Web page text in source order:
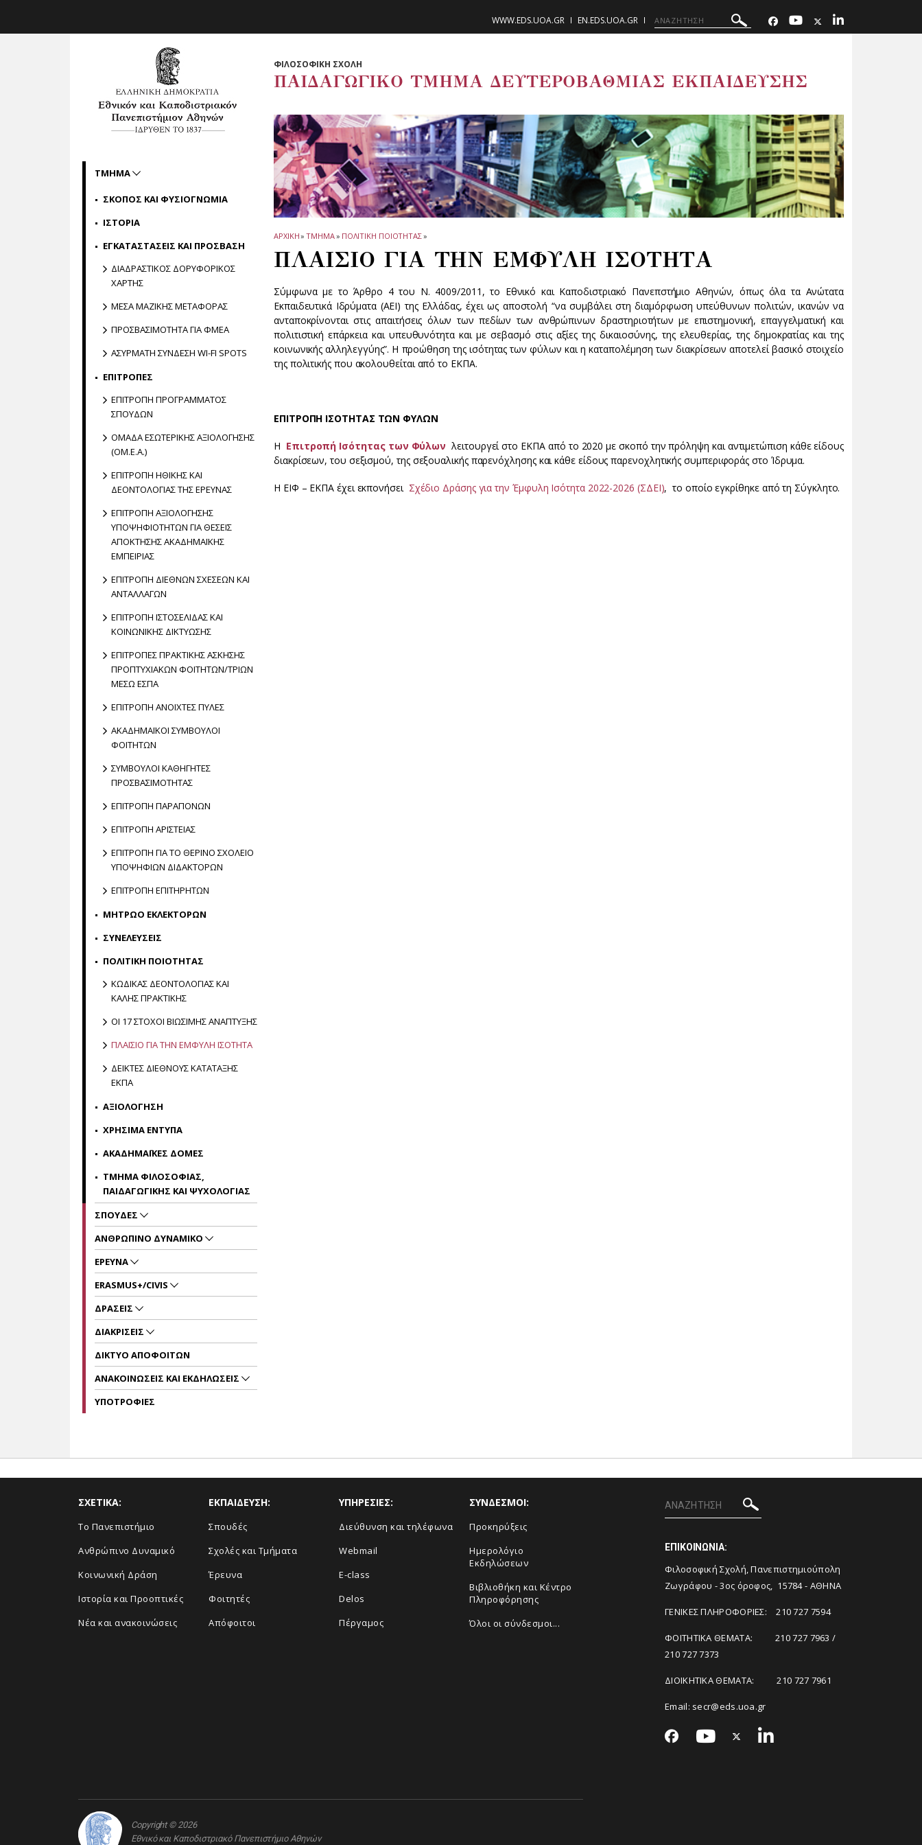
WWW.EDS.UOA.GR EN.EDS.UOA.GR
ΦΙΛΟΣΟΦΙΚΗ ΣΧΟΛΗ
ΠΑΙΔΑΓΩΓΙΚΟ ΤΜΗΜΑ ΔΕΥΤΕΡΟΒΑΘΜΙΑΣ ΕΚΠΑΙΔΕΥΣΗΣ
ΑΡΧΙΚΗ» ΤΜΗΜΑ» ΠΟΛΙΤΙΚΗ ΠΟΙΟΤΗΤΑΣ»
ΠΛΑΙΣΙΟ ΓΙΑ ΤΗΝ ΕΜΦΥΛΗ ΙΣΟΤΗΤΑ
Σύμφωνα με το Άρθρο 4 του Ν. 4009/2011, το Εθνικό και Καποδιστριακό Πανεπστήμιο Αθηνών, όπως όλα τα Ανώτατα
Εκπαιδευτικά Ιδρύματα (ΑΕΙ) της Ελλάδας, έχει ως αποστολή “να συμβάλει στη διαμόρφωση υπεύθυνων πολιτών, ικανών να
ανταποκρίνονται στις απαιτήσεις όλων των πεδίων των ανθρώπινων δραστηριοτήτων με επιστημονική, επαγγελματική και
πολιτιστική επάρκεια και υπευθυνότητα και με σεβασμό στις αξίες της δικαιοσύνης, της ελευθερίας, της δημοκρατίας και της
κοινωνικής αλληλεγγύης”. Η προώθηση της ισότητας των φύλων και η καταπολέμηση των διακρίσεων αποτελεί βασικό στοιχείο
της πολιτικής που ακολουθείται από το ΕΚΠΑ.
ΕΠΙΤΡΟΠΗ ΙΣΟΤΗΤΑΣ ΤΩΝ ΦΥΛΩΝ
Η Επιτροπή Ισότητας των Φύλων λειτουργεί στο ΕΚΠΑ από το 2020 με σκοπό την πρόληψη και αντιμετώπιση κάθε είδους
διακρίσεων, του σεξισμού, της σεξουαλικής παρενόχλησης και κάθε είδους παρενοχλητικής συμπεριφοράς στο Ίδρυμα.
Η ΕΙΦ – ΕΚΠΑ έχει εκπονήσει Σχέδιο Δράσης για την Έμφυλη Ισότητα 2022-2026 (ΣΔΕΙ), το οποίο εγκρίθηκε από τη Σύγκλητο.
ΤΜΗΜΑ
ΣΚΟΠΟΣ ΚΑΙ ΦΥΣΙΟΓΝΩΜΙΑ
ΙΣΤΟΡΙΑ
ΕΓΚΑΤΑΣΤΑΣΕΙΣ ΚΑΙ ΠΡΟΣΒΑΣΗ
ΔΙΑΔΡΑΣΤΙΚΟΣ ΔΟΡΥΦΟΡΙΚΟΣ
ΧΑΡΤΗΣ
ΜΕΣΑ ΜΑΖΙΚΗΣ ΜΕΤΑΦΟΡΑΣ
ΠΡΟΣΒΑΣΙΜΟΤΗΤΑ ΓΙΑ ΦΜΕΑ
ΑΣΥΡΜΑΤΗ ΣΥΝΔΕΣΗ WI-FI SPOTS
ΕΠΙΤΡΟΠΕΣ
ΕΠΙΤΡΟΠΗ ΠΡΟΓΡΑΜΜΑΤΟΣ
ΣΠΟΥΔΩΝ
ΟΜΑΔΑ ΕΣΩΤΕΡΙΚΗΣ ΑΞΙΟΛΟΓΗΣΗΣ
(ΟΜ.Ε.Α.)
ΕΠΙΤΡΟΠΗ ΗΘΙΚΗΣ ΚΑΙ
ΔΕΟΝΤΟΛΟΓΙΑΣ ΤΗΣ ΕΡΕΥΝΑΣ
ΕΠΙΤΡΟΠΗ ΑΞΙΟΛΟΓΗΣΗΣ
ΥΠΟΨΗΦΙΟΤΗΤΩΝ ΓΙΑ ΘΕΣΕΙΣ
ΑΠΟΚΤΗΣΗΣ ΑΚΑΔΗΜΑΪΚΗΣ
ΕΜΠΕΙΡΙΑΣ
ΕΠΙΤΡΟΠΗ ΔΙΕΘΝΩΝ ΣΧΕΣΕΩΝ ΚΑΙ
ΑΝΤΑΛΛΑΓΩΝ
ΕΠΙΤΡΟΠΗ ΙΣΤΟΣΕΛΙΔΑΣ ΚΑΙ
ΚΟΙΝΩΝΙΚΗΣ ΔΙΚΤΥΩΣΗΣ
ΕΠΙΤΡΟΠΕΣ ΠΡΑΚΤΙΚΗΣ ΑΣΚΗΣΗΣ
ΠΡΟΠΤΥΧΙΑΚΩΝ ΦΟΙΤΗΤΩΝ/ΤΡΙΩΝ
ΜΕΣΩ ΕΣΠΑ
ΕΠΙΤΡΟΠΗ ΑΝΟΙΧΤΕΣ ΠΥΛΕΣ
ΑΚΑΔΗΜΑΪΚΟΙ ΣΥΜΒΟΥΛΟΙ
ΦΟΙΤΗΤΩΝ
ΣΥΜΒΟΥΛΟΙ ΚΑΘΗΓΗΤΕΣ
ΠΡΟΣΒΑΣΙΜΟΤΗΤΑΣ
ΕΠΙΤΡΟΠΗ ΠΑΡΑΠΟΝΩΝ
ΕΠΙΤΡΟΠΗ ΑΡΙΣΤΕΙΑΣ
EΠΙΤΡΟΠΗ ΓΙΑ ΤΟ ΘΕΡΙΝΟ ΣΧΟΛΕΙΟ
ΥΠΟΨΗΦΙΩΝ ΔΙΔΑΚΤΟΡΩΝ
ΕΠΙΤΡΟΠΗ ΕΠΙΤΗΡΗΤΩΝ
ΜΗΤΡΩΟ ΕΚΛΕΚΤΟΡΩΝ
ΣΥΝΕΛΕΥΣΕΙΣ
ΠΟΛΙΤΙΚΗ ΠΟΙΟΤΗΤΑΣ
ΚΩΔΙΚΑΣ ΔΕΟΝΤΟΛΟΓΙΑΣ ΚΑΙ
ΚΑΛΗΣ ΠΡΑΚΤΙΚΗΣ
ΟΙ 17 ΣΤΟΧΟΙ ΒΙΩΣΙΜΗΣ ΑΝΑΠΤΥΞΗΣ
ΠΛΑΙΣΙΟ ΓΙΑ ΤΗΝ ΕΜΦΥΛΗ ΙΣΟΤΗΤΑ
ΔΕΙΚΤΕΣ ΔΙΕΘΝΟΥΣ ΚΑΤΑΤΑΞΗΣ
ΕΚΠΑ
ΑΞΙΟΛΟΓΗΣΗ
ΧΡΗΣΙΜΑ ΕΝΤΥΠΑ
ΑΚΑΔΗΜΑΪΚΕΣ ΔΟΜΕΣ
ΤΜΗΜΑ ΦΙΛΟΣΟΦΙΑΣ,
ΠΑΙΔΑΓΩΓΙΚΗΣ ΚΑΙ ΨΥΧΟΛΟΓΙΑΣ
ΣΠΟΥΔΕΣ
ΑΝΘΡΩΠΙΝΟ ΔΥΝΑΜΙΚΟ
ΕΡΕΥΝΑ
ERASMUS+/CIVIS
ΔΡΑΣΕΙΣ
ΔΙΑΚΡΙΣΕΙΣ
ΔΙΚΤΥΟ ΑΠΟΦΟΙΤΩΝ
ΑΝΑΚΟΙΝΩΣΕΙΣ ΚΑΙ ΕΚΔΗΛΩΣΕΙΣ
ΥΠΟΤΡΟΦΙΕΣ
ΣΧΕΤΙΚΑ:
Το Πανεπιστήμιο
Ανθρώπινο Δυναμικό
Κοινωνική Δράση
Ιστορία και Προοπτικές
Νέα και ανακοινώσεις
ΕΚΠΑΙΔΕΥΣΗ:
Σπουδές
Σχολές και Τμήματα
Έρευνα
Φοιτητές
Απόφοιτοι
ΥΠΗΡΕΣΙΕΣ:
Διεύθυνση και τηλέφωνα
Webmail
E-class
Delos
Πέργαμος
ΣΥΝΔΕΣΜΟΙ:
Προκηρύξεις
Ημερολόγιο
Εκδηλώσεων
Βιβλιοθήκη και Κέντρο
Πληροφόρησης
Όλοι οι σύνδεσμοι...
ΕΠΙΚΟΙΝΩΝΙΑ:
Φιλοσοφική Σχολή, Πανεπιστημιούπολη
Ζωγράφου - 3ος όροφος, 15784 - ΑΘΗΝΑ
ΓΕΝΙΚΕΣ ΠΛΗΡΟΦΟΡΙΕΣ: 210 727 7594
ΦΟΙΤΗΤΙΚΑ ΘΕΜΑΤΑ: 210 727 7963 /
210 727 7373
ΔΙΟΙΚΗΤΙΚΑ ΘΕΜΑΤΑ: 210 727 7961
Email: secr@eds.uoa.gr
Copyright © 2026
Εθνικό και Καποδιστριακό Πανεπιστήμιο Αθηνών